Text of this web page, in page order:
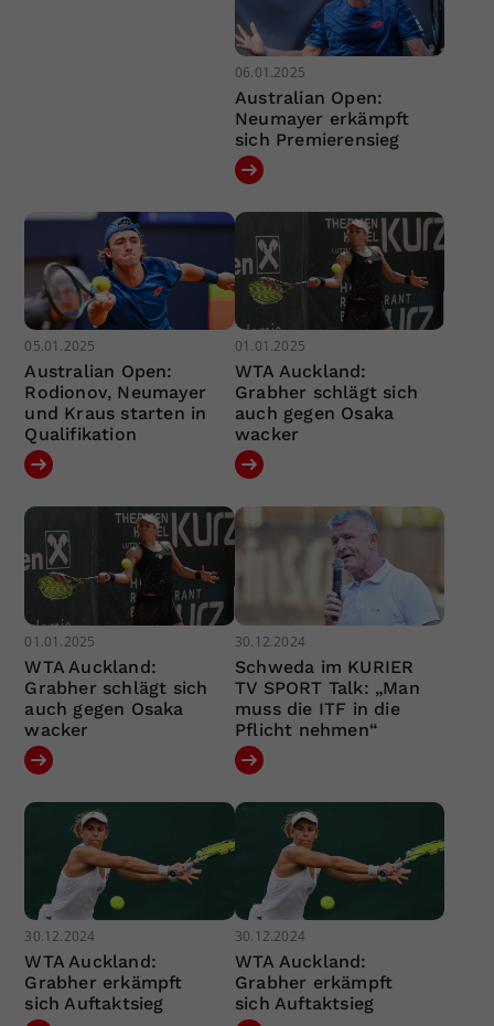
06.01.2025
Australian Open:
Neumayer erkämpft
sich Premierensieg
05.01.2025
Australian Open:
Rodionov, Neumayer
und Kraus starten in
Qualifikation
01.01.2025
WTA Auckland:
Grabher schlägt sich
auch gegen Osaka
wacker
01.01.2025
WTA Auckland:
Grabher schlägt sich
auch gegen Osaka
wacker
30.12.2024
Schweda im KURIER
TV SPORT Talk: „Man
muss die ITF in die
Pflicht nehmen“
30.12.2024
WTA Auckland:
Grabher erkämpft
sich Auftaktsieg
30.12.2024
WTA Auckland:
Grabher erkämpft
sich Auftaktsieg